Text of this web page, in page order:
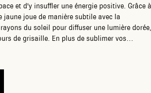
et d'y insuffler une énergie positive. Grâce à
joue de manière subtile avec la
du soleil pour diffuser une lumière dorée,
de grisaille. En plus de sublimer vos
transparent préserve efficacement votre
tendance pour un salon au style rétro-chic,
d'enfant, en passant par un ocre